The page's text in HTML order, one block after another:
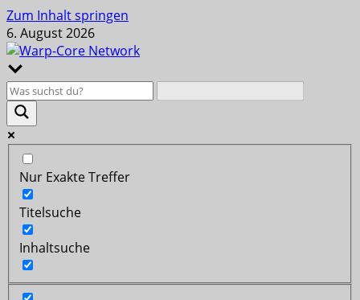
Zum Inhalt springen
6. August 2026
Nur Exakte Treffer
Titelsuche
Inhaltsuche